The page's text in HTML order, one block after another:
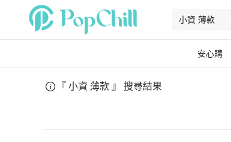
安心購
『 小資 薄款 』 搜尋結果